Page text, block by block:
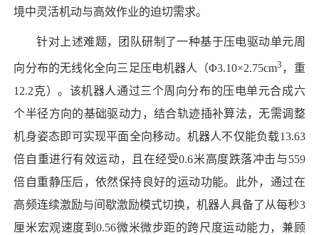
境中灵活机动与高效作业的迫切需求。
针对上述难题，团队研制了一种基于压电驱动单元周
向分布的无线化全向三足压电机器人（Φ3.10×2.75cm3 ，重
12.2克）。该机器人通过三个周向分布的压电单元合成六
个半径方向的基础驱动力，结合轨迹插补算法，无需调整
机身姿态即可实现平面全向移动。机器人不仅能负载13.63
倍自重进行有效运动，且在经受0.6米高度跌落冲击与559
倍自重静压后，依然保持良好的运动功能。此外，通过在
高频连续激励与间歇激励模式切换，机器人具备了从每秒3
厘米宏观速度到0.56微米微步距的跨尺度运动能力，兼顾